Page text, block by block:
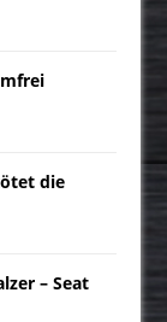
die
– Seat